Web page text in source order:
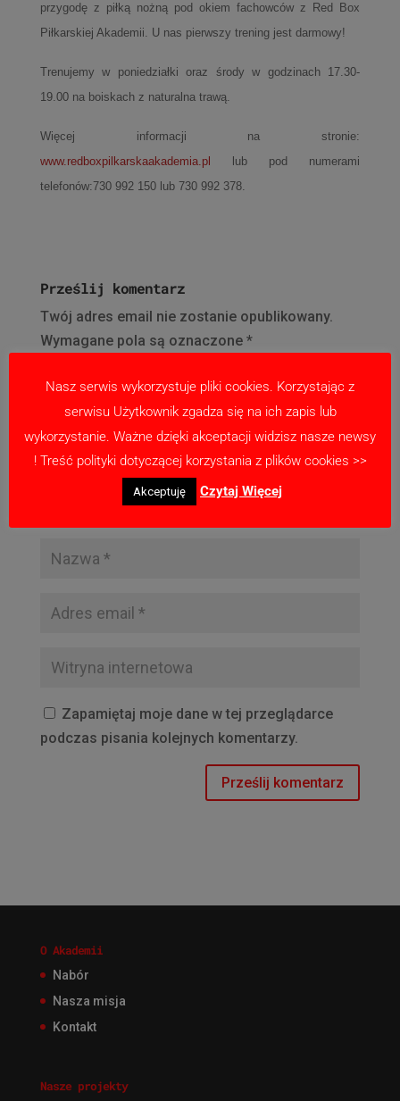
przygodę z piłką nożną pod okiem fachowców z Red Box
Piłkarskiej Akademii. Unas pierwszy trening jest darmowy!
Trenujemy w poniedziałki oraz środy w godzinach 17.30-
19.00 na boiskach z naturalna trawą.
Więcej informacji na stronie:
www.redboxpilkarskaakademia.pl
lub pod numerami
telefonów:730 992 150 lub 730 992 378.
Prześlij komentarz
Twój adres email nie zostanie opublikowany.
Wymagane pola są oznaczone *
Zapamiętaj moje dane w tej przeglądarce
podczas pisania kolejnych komentarzy.
O Akademii
Nabór
Nasza misja
Kontakt
Nasze projekty
Nasz serwis wykorzystuje pliki cookies. Korzystając z
serwisu Użytkownik zgadza się na ich zapis lub
wykorzystanie. Ważne dzięki akceptacji widzisz nasze newsy
! Treść polityki dotyczącej korzystania z plików cookies >>
Akceptuję Czytaj Więcej